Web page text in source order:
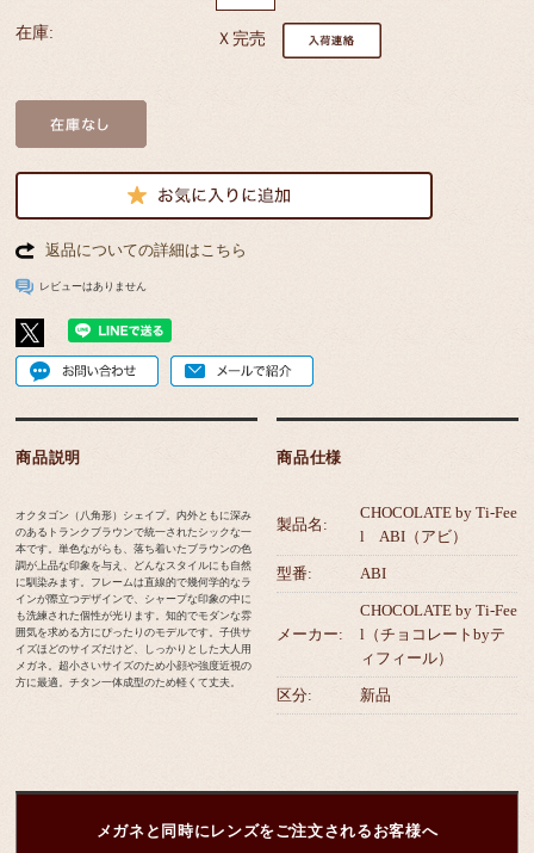
在庫: Ｘ完売
返品についての詳細はこちら
レビューはありません
商品説明
オクタゴン（八角形）シェイプ。内外ともに深み
のあるトランクブラウンで統一されたシックな一
本です。単色ながらも、落ち着いたブラウンの色
調が上品な印象を与え、どんなスタイルにも自然
に馴染みます。フレームは直線的で幾何学的なラ
インが際立つデザインで、シャープな印象の中に
も洗練された個性が光ります。知的でモダンな雰
囲気を求める方にぴったりのモデルです。子供サ
イズほどのサイズだけど、しっかりとした大人用
メガネ。超小さいサイズのため小顔や強度近視の
方に最適。チタン一体成型のため軽くて丈夫。
商品仕様
製品名:
CHOCOLATE by Ti-Fee
l ABI（アビ）
型番: ABI
メーカー:
CHOCOLATE by Ti-Fee
l（チョコレートbyテ
ィフィール）
区分: 新品
メガネと同時にレンズをご注文されるお客様へ